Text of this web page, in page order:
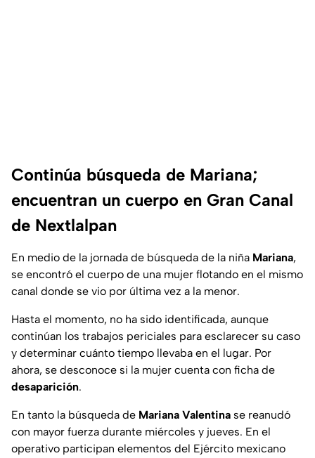
Continúa búsqueda de Mariana;
encuentran un cuerpo en Gran Canal
de Nextlalpan
En medio de la jornada de búsqueda de la niña Mariana,
se encontró el cuerpo de una mujer flotando en el mismo
canal donde se vio por última vez a la menor.
Hasta el momento, no ha sido identificada, aunque
continúan los trabajos periciales para esclarecer su caso
y determinar cuánto tiempo llevaba en el lugar. Por
ahora, se desconoce si la mujer cuenta con ficha de
desaparición.
En tanto la búsqueda de Mariana Valentina se reanudó
con mayor fuerza durante miércoles y jueves. En el
operativo participan elementos del Ejército mexicano